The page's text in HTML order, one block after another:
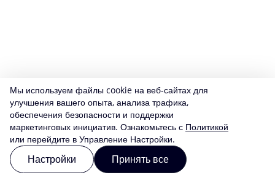
Мы используем файлы cookie на веб-сайтах для
улучшения вашего опыта, анализа трафика,
обеспечения безопасности и поддержки
маркетинговых инициатив. Ознакомьтесь с Политикой
или перейдите в Управление Настройки.
Настройки Принять все